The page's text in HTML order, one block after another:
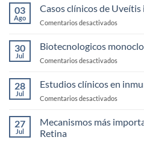
fisología
la
03
Ago
Casos clínicos de Uveítis
Comentarios desactivados
clínicos
Uveítis
30
Jul
Biotecnologicos
Comentarios desactivados
28
Jul
Estudios clínicos en
Comentarios desactivados
en
27
Jul
Mecanismos más
Retina